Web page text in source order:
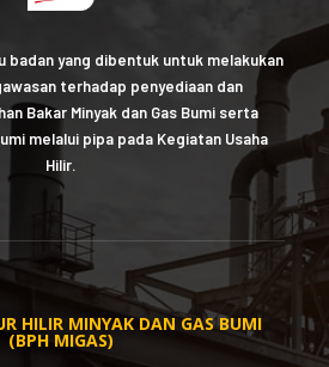
badan yang dibentuk untuk melakukan
terhadap penyediaan dan
Bakar Minyak dan Gas Bumi serta
melalui pipa pada Kegiatan Usaha
Hilir.
HILIR MINYAK DAN GAS BUMI
(BPH MIGAS)